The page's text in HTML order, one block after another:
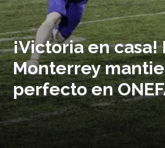
¡Victoria en
Monterrey
perfecto en